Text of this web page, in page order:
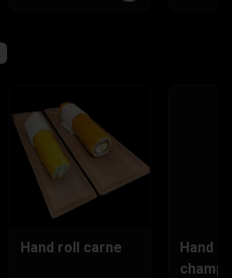
Hand roll carne
Hand